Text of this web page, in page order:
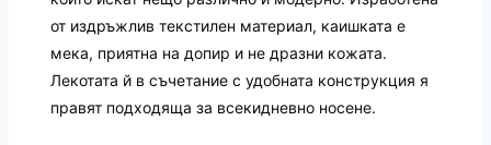
от издръжлив текстилен материал, каишката е
мека, приятна на допир и не дразни кожата.
Лекотата й в съчетание с удобната конструкция я
правят подходяща за всекидневно носене.